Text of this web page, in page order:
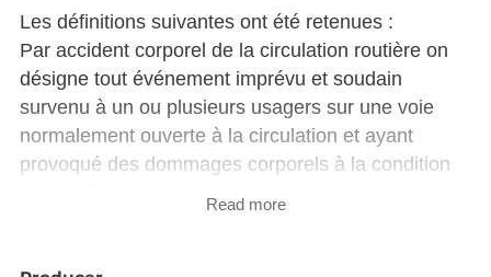
Les définitions suivantes ont été retenues :
Par accident corporel de la circulation routière on
désigne tout événement imprévu et soudain
survenu à un ou plusieurs usagers sur une voie
normalement ouverte à la circulation et ayant
provoqué des dommages corporels à la condition
Read more